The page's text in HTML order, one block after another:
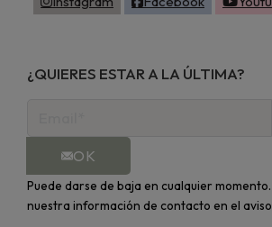
¿QUIERES ESTAR A LA ÚLTIMA?
OK
Puede darse de baja en cualquier
nuestra información de contacto en el